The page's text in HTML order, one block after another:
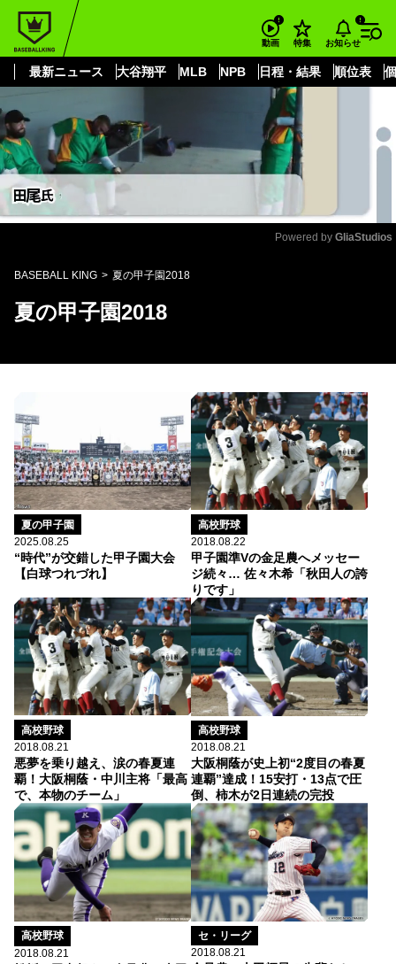
動画 特集 お知らせ
最新ニュース 大谷翔平 MLB NPB 日程・結果 順位表
もっと見る
Powered by GliaStudios
BASEBALL KING 夏の甲子園2018
夏の甲子園2018
夏の甲子園
2025.08.25
“時代”が交錯した甲子園大会
【白球つれづれ】
高校野球
2018.08.22
甲子園準Vの金足農へメッセー
ジ続々… 佐々木希「秋田人の誇
りです」
高校野球
2018.08.21
悪夢を乗り越え、涙の春夏連
覇！大阪桐蔭・中川主将「最高
で、本物のチーム」
高校野球
2018.08.21
大阪桐蔭が史上初“2度目の春夏
連覇”達成！15安打・13点で圧
倒、柿木が2日連続の完投
高校野球
2018.08.21
セ・リーグ
2018.08.21